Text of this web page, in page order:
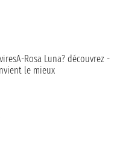
Rosa Luna? découvrez -
le mieux